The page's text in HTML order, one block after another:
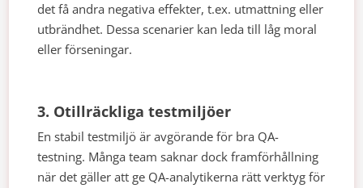
det få andra negativa effekter, t.ex. utmattning eller
utbrändhet. Dessa scenarier kan leda till låg moral
eller förseningar.
3. Otillräckliga testmiljöer
En stabil testmiljö är avgörande för bra QA-
testning. Många team saknar dock framförhållning
när det gäller att ge QA-analytikerna rätt verktyg för